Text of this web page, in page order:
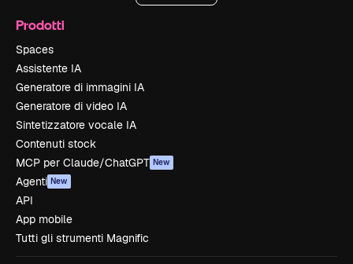
Prodotti
Spaces
Assistente IA
Generatore di immagini IA
Generatore di video IA
Sintetizzatore vocale IA
Contenuti stock
MCP per Claude/ChatGPT New
Agenti New
API
App mobile
Tutti gli strumenti Magnific